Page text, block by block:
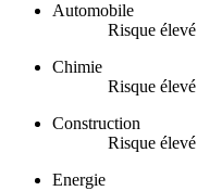
Automobile
Risque élevé
Chimie
Risque élevé
Construction
Risque élevé
Energie